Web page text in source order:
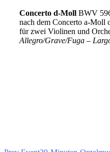
Concerto d-Moll BWV
nach dem Concerto a-Moll
für zwei Violinen und
Allegro/Grave/Fuga –